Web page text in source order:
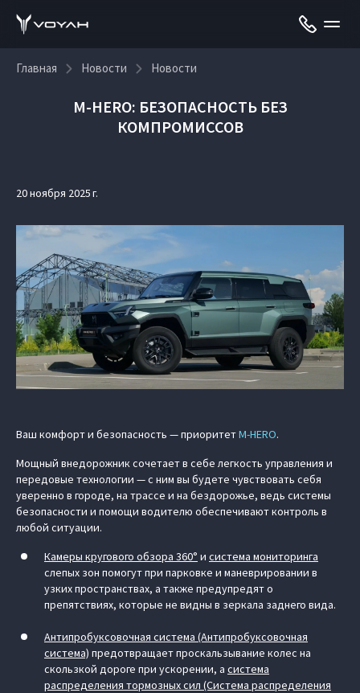
Главная Новости Новости
M‑HERO: БЕЗОПАСНОСТЬ БЕЗ
КОМПРОМИССОВ
20 ноября 2025 г.
Ваш комфорт и безопасность — приоритетM‑HERO.
Мощный внедорожник сочетает в себе легкость управления и
передовые технологии — с ним вы будете чувствовать себя
уверенно в городе, на трассе и на бездорожье, ведь системы
безопасности и помощи водителю обеспечивают контроль в
любой ситуации.
Камеры кругового обзора 360° и система мониторинга
слепых зон помогут при парковке и маневрировании в
узких пространствах, а также предупредят о
препятствиях, которые не видны в зеркала заднего вида.
Антипробуксовочная система (Антипробуксовочная
система) предотвращает проскальзывание колес на
скользкой дороге при ускорении, а система
распределения тормозных сил (Система распределения